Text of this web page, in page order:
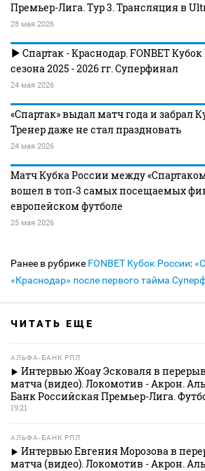
Премьер-Лига. Тур 3. Трансляция в
28 мая 2026
Спартак - Краснодар. FONBET
сезона 2025 - 2026 гг. Суперфинал
24 мая 2026
«Спартак» выдал матч года и забрал
Тренер даже не стал праздновать
24 мая 2026
Матч Кубка России между
вошел в топ‑3 самых посещаемых
европейском футболе
25 мая 2026
Ранее в рубрике FONBET Кубок России:
«Краснодар» после первого тайма
ЧИТАТЬ ЕЩЕ
АЛЬФА-БАНК РПЛ
Интервью Жоау Эсковаля в
матча (видео). Локомотив - Акрон.
Банк Российская Премьер-Лига.
19:21
АЛЬФА-БАНК РПЛ
Интервью Евгения Морозова в
матча (видео). Локомотив - Акрон.